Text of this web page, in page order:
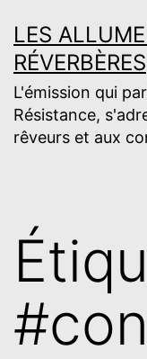
au
contenu
LES
RÉVERBÈRES
L'émission qui
Résistance,
rêveurs et aux